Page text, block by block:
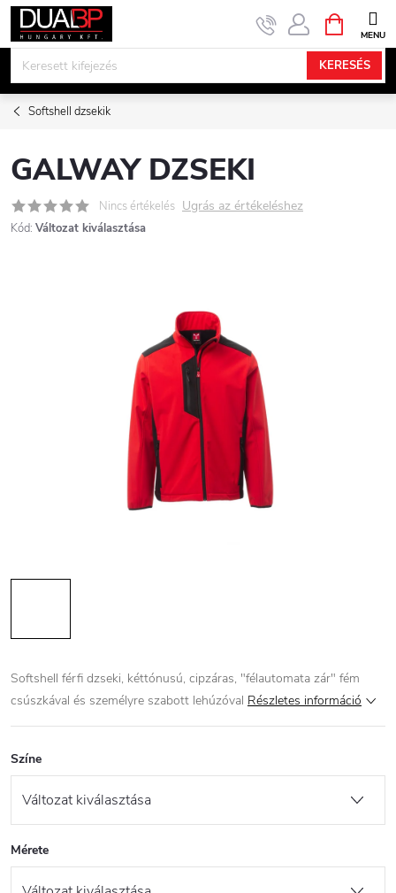
Ugrás
KERESÉS
KOSÁR
Softshell dzsekik
GALWAY DZSEKI
Nincs értékelés Ugrás az értékeléshez
Kód: Változat kiválasztása
Softshell férfi dzseki, kéttónusú, cipzáras, "félautomata zár" fém
csúszkával és személyre szabott lehúzóval Részletes információ
Színe
Mérete